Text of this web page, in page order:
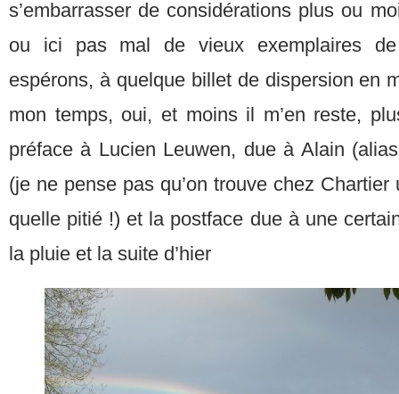
s’embarrasser de considérations plus ou
ou ici pas mal de vieux exemplaires
espérons, à quelque billet de dispersion en
mon temps, oui, et moins il m’en reste,
préface à Lucien Leuwen, due à Alain
(je ne pense pas qu’on trouve chez
quelle pitié !) et la postface due à une
la pluie et la suite d’hier